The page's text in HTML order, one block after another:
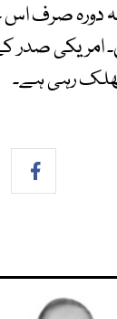
دورہ صرف
امریکی صدر
رہی ہے۔